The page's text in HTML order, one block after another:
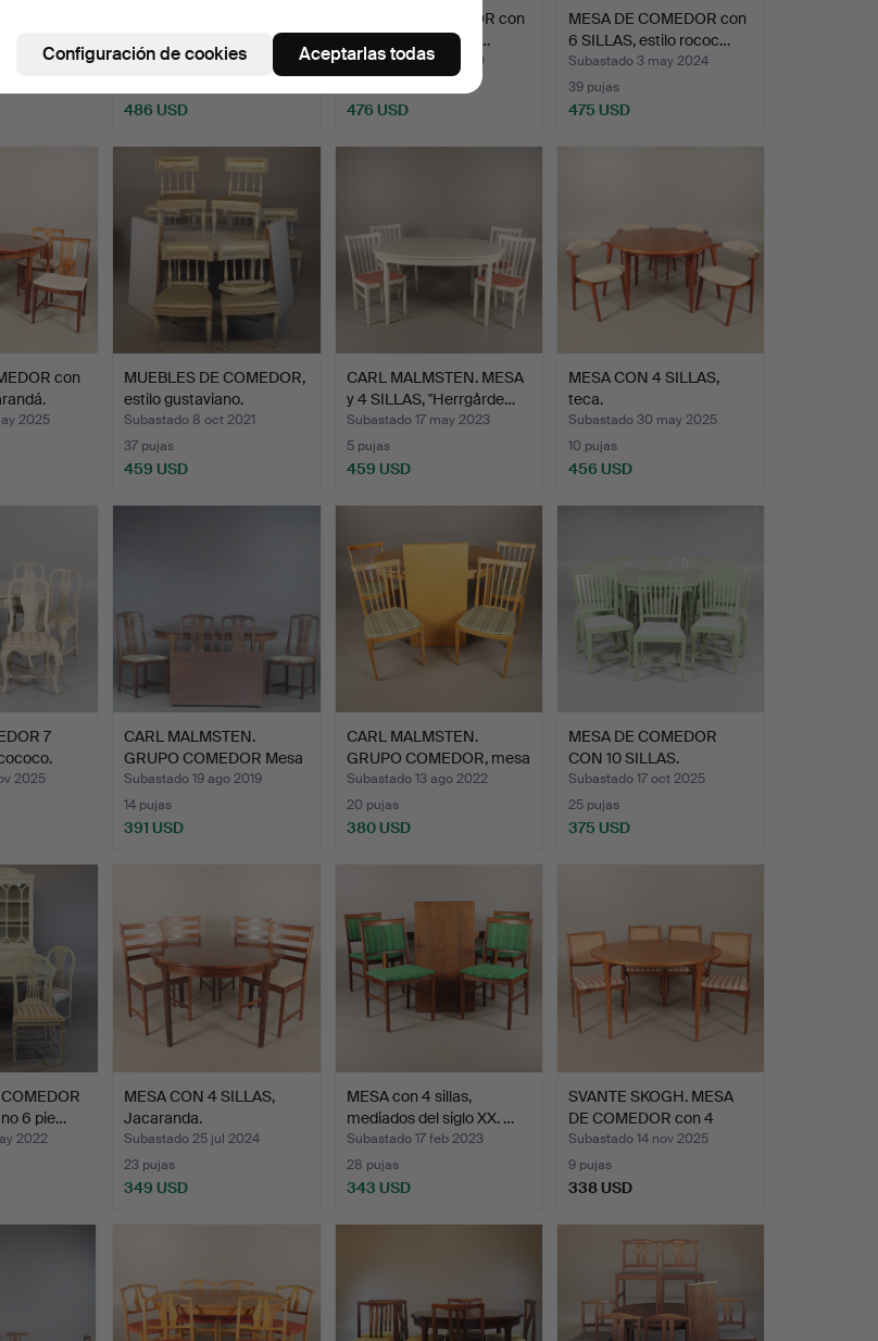
Probablement…
Subastado 25 jun 2020
486 USD
MESA DE COMEDOR con
6 sillas y 4 insertos,…
Subastado 3 ago 2020
476 USD
MESA DE COMEDOR con
6 SILLAS, estilo rococ…
Subastado 3 may 2024
39 pujas
475 USD
con
2025
MUEBLES DE COMEDOR,
estilo gustaviano.
Subastado 8 oct 2021
37 pujas
459 USD
CARL MALMSTEN. MESA
y 4 SILLAS, "Herrgårde…
Subastado 17 may 2023
5 pujas
459 USD
MESA CON 4 SILLAS,
teca.
Subastado 30 may 2025
10 pujas
456 USD
7
2025
CARL MALMSTEN.
GRUPO COMEDOR Mesa
Ambassad…
Subastado 19 ago 2019
14 pujas
391 USD
CARL MALMSTEN.
GRUPO COMEDOR, mesa
con 4 s…
Subastado 13 ago 2022
20 pujas
380 USD
MESA DE COMEDOR
CON 10 SILLAS.
Subastado 17 oct 2025
25 pujas
375 USD
6 pie…
2022
MESA CON 4 SILLAS,
Jacaranda.
Subastado 25 jul 2024
23 pujas
349 USD
MESA con 4 sillas,
mediados del siglo XX. …
Subastado 17 feb 2023
28 pujas
343 USD
SVANTE SKOGH. MESA
DE COMEDOR con 4
SILLAS…
Subastado 14 nov 2025
9 pujas
338 USD
Configuración de cookies Aceptarlas todas